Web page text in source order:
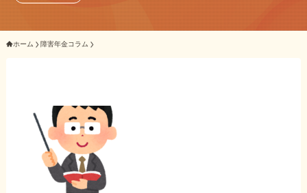
初回相談料0円・受給後報酬型
サポート料金について
ご相談事例をみる
外出困難でもOK
非対面で申請できる
ホーム 障害年金コラム